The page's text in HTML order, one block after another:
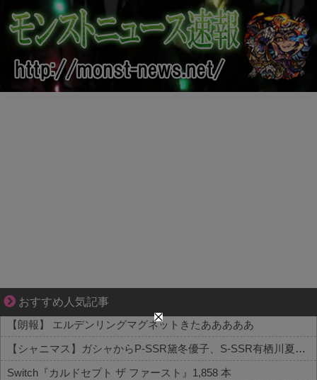
おすすめ人気記事
妻が嫌すぎて壊れていった、ある夫の現実
【朗報】 エルデンリングマグネットきたあああああ
【シャニマス】ガシャからP-SSR黛冬優子、S-SSR有栖川夏葉が登場！イベントS-SR福丸小糸！
Switch『カルドセプト ザ ファースト』1,858 本